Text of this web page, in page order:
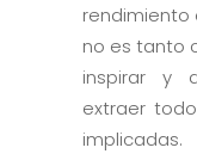
rendimiento
no es tanto
inspirar y
extraer
implicadas.